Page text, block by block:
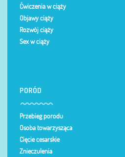
Ćwiczenia w ciąży
Objawy ciąży
Rozwój ciąży
Sex w ciąży
PORÓD
Przebieg porodu
Osoba towarzysząca
Cięcie cesarskie
Znieczulenia